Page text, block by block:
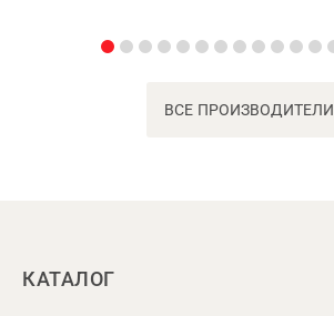
ВСЕ ПРОИЗВОДИТЕЛИ
КАТАЛОГ